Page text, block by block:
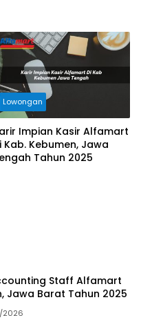
Lowongan
Impian Kasir Alfamart
Kab. Kebumen, Jawa
Tahun 2025
Staff Alfamart
Jawa Barat Tahun 2025
2026